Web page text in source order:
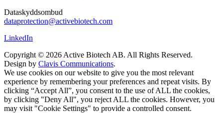
Dataskyddsombud
dataprotection@activebiotech.com
LinkedIn
Copyright © 2026 Active Biotech AB. All Rights Reserved.
Design by Clavis Communications.
We use cookies on our website to give you the most relevant
experience by remembering your preferences and repeat visits. By
clicking “Accept All”, you consent to the use of ALL the cookies,
by clicking "Deny All", you reject ALL the cookies. However, you
may visit "Cookie Settings" to provide a controlled consent.